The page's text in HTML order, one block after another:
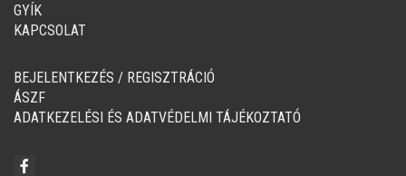
GYÍK
KAPCSOLAT
BEJELENTKEZÉS / REGISZTRÁCIÓ
ÁSZF
ADATKEZELÉSI ÉS ADATVÉDELMI TÁJÉKOZTATÓ